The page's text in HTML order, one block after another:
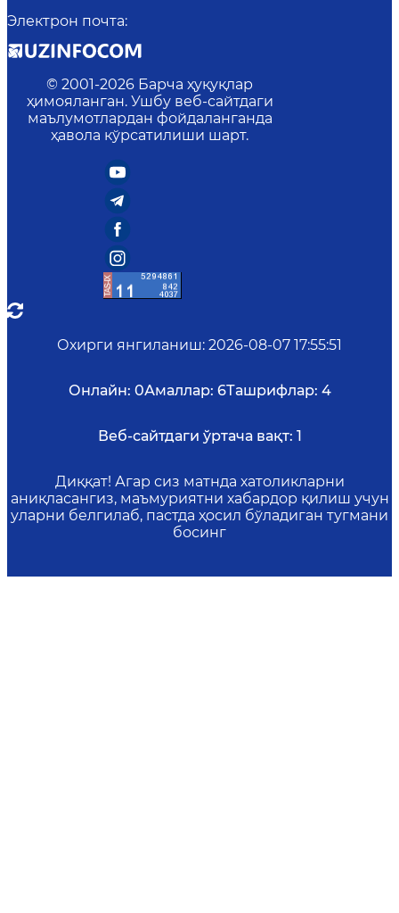
Электрон почта:
© 2001-2026 Барча ҳуқуқлар
ҳимояланган. Ушбу веб-сайтдаги
маълумотлардан фойдаланганда
ҳавола кўрсатилиши шарт.
Охирги янгиланиш: 2026-08-07 17:55:51
Онлайн: 0Амаллар: 6Ташрифлар: 4
Веб-сайтдаги ўртача вақт: 1
Диққат! Агар сиз матнда хатоликларни
аниқласангиз, маъмуриятни хабардор қилиш учун
уларни белгилаб, пастда ҳосил бўладиган тугмани
босинг